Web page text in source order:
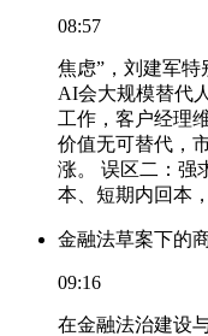
08:57
焦虑”，刘建军特
AI会大规模替代
工作，客户经理
价值无可替代，
涨。 误区二：强
本、短期内回本
金融法草案下的
09:16
在金融法治建设